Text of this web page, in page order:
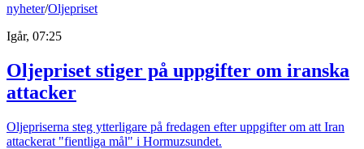
nyheter/Oljepriset
Igår, 07:25
Oljepriset stiger på uppgifter om iranska
attacker
Oljepriserna steg ytterligare på fredagen efter uppgifter om att Iran
attackerat "fientliga mål" i Hormuzsundet.